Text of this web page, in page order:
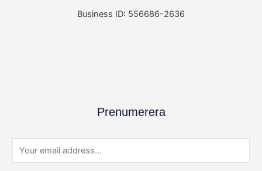
Business ID: 556686-2636
Prenumerera
m